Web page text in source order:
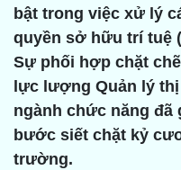
bật trong việc xử lý
quyền sở hữu trí tuệ
Sự phối hợp chặt
lực lượng Quản lý
ngành chức năng đã
bước siết chặt kỷ
trường.